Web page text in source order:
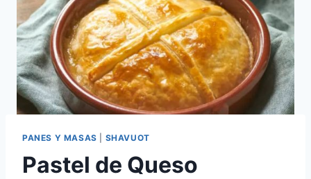
PANES Y MASAS SHAVUOT
Pastel de Queso